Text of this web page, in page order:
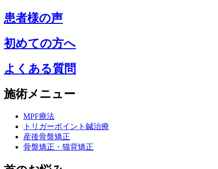
患者様の声
初めての方へ
よくある質問
施術メニュー
MPF療法
トリガーポイント鍼治療
産後骨盤矯正
骨盤矯正・猫背矯正